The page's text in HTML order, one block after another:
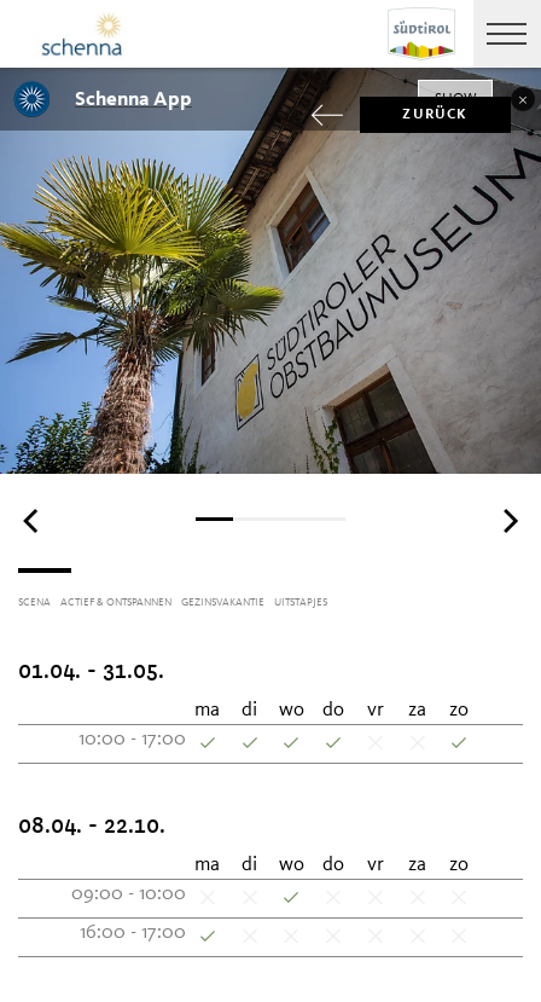
ZURÜCK
SCENA ACTIEF & ONTSPANNEN GEZINSVAKANTIE UITSTAPJES
01.04. - 31.05.
ma di wo do vr za
zo
10:00 - 17:00
08.04. - 22.10.
ma di wo do vr za
zo
09:00 - 10:00
16:00 - 17:00
Schenna App SHOW